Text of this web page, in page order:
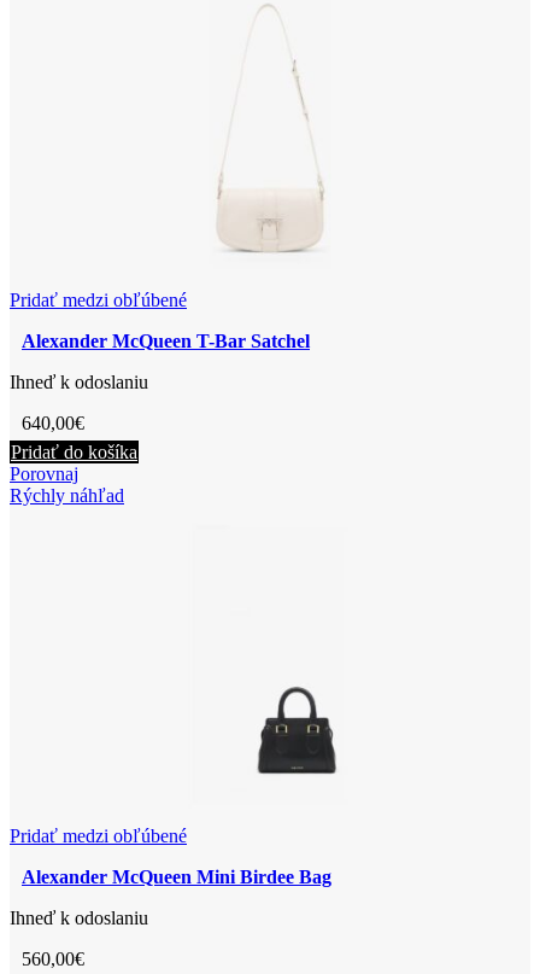
Pridať medzi obľúbené
Alexander McQueen T-Bar Satchel
Ihneď k odoslaniu
640,00€
Pridať do košíka
Porovnaj
Rýchly náhľad
Pridať medzi obľúbené
Alexander McQueen Mini Birdee Bag
Ihneď k odoslaniu
560,00€